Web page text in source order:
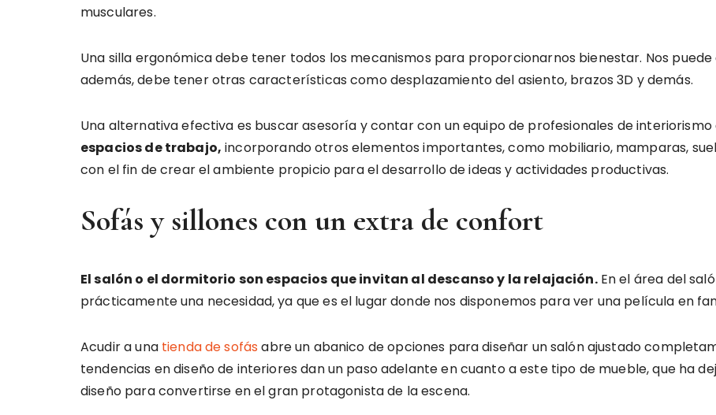
musculares.
Una silla ergonómica debe tener todos los mecanismos para proporcionarnos bienestar. Nos
además, debe tener otras características como desplazamiento del asiento, brazos 3D y demás.
Una alternativa efectiva es buscar asesoría y contar con un equipo de profesionales de
espacios de trabajo, incorporando otros elementos importantes, como mobiliario, mamparas,
con el fin de crear el ambiente propicio para el desarrollo de ideas y actividades productivas.
Sofás y sillones con un extra de confort
El salón o el dormitorio son espacios que invitan al descanso y la relajación.En el área del
prácticamente una necesidad, ya que es el lugar donde nos disponemos para ver una película en
Acudir a una tienda de sofás abre un abanico de opciones para diseñar un salón ajustado
tendencias en diseño de interiores dan un paso adelante en cuanto a este tipo de mueble, que ha
diseño para convertirse en el gran protagonista de la escena.